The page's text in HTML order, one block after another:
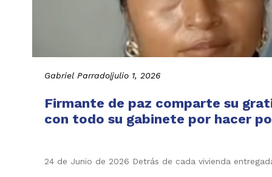
Gabriel Parrado|julio 1, 2026
Firmante de paz comparte su
con todo su gabinete por hacer
24 de Junio de 2026 Detrás de cada vivienda